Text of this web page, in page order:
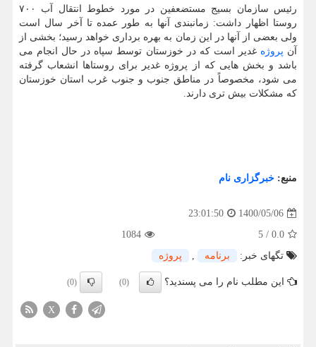
رئیس سازمان بسیج مستضعفین در مورد خطوط انتقال آب ۷۰۰
روستا اظهار داشت: زمانبندی آنها به طور عمده تا آخر سال است
ولی بعضی از آنها در این زمان به بهره برداری خواهد رسید؛ بخشی از
آن پروژه غدیر است که در خوزستان توسط سپاه در حال انجام می
باشد و بخش هایی که از پروژه غدیر برای روستاها انشعاب گرفته
می شود، مخصوصاً در مناطق جنوب و جنوب غرب استان خوزستان
که مشکلات بیش تری دارند.
منبع: خبرگزاری نام
1400/05/06
23:01:50
0.0
/
5
1084
تگهای خبر:
برنامه , پروژه
این مطلب نام را می پسندید؟ (0)
(0)
X